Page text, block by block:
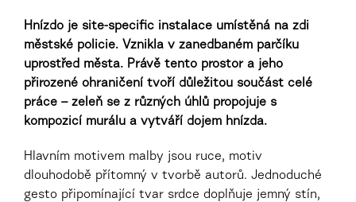
Hnízdo je site-specific instalace umístěná na zdi
městské policie. Vznikla v zanedbaném parčíku
uprostřed města. Právě tento prostor a jeho
přirozené ohraničení tvoří důležitou součást celé
práce – zeleň se z různých úhlů propojuje s
kompozicí murálu a vytváří dojem hnízda.
Hlavním motivem malby jsou ruce, motiv
dlouhodobě přítomný v tvorbě autorů. Jednoduché
gesto připomínající tvar srdce doplňuje jemný stín,